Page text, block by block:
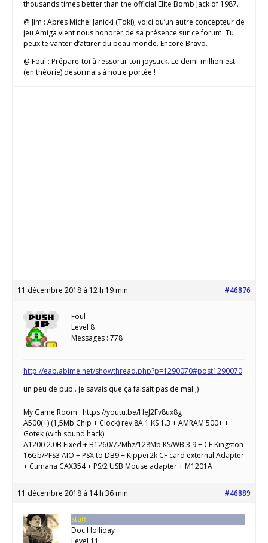
thousands times better than the official Elite Bomb Jack of 1987.
@ Jim : Après Michel Janicki (Toki), voici qu’un autre concepteur de
jeu Amiga vient nous honorer de sa présence sur ce forum. Tu
peux te vanter d’attirer du beau monde. Encore Bravo.
@ Foul : Prépare-toi à ressortir ton joystick. Le demi-million est
(en théorie) désormais à notre portée !
11 décembre 2018 à 12 h 19 min #46876
Foul
Level 8
Messages : 778
http://eab.abime.net/showthread.php?p=1290070#post1290070
un peu de pub.. je savais que ça faisait pas de mal ;)
My Game Room : https://youtu.be/HeJ2Fv8ux8g
A500(+) (1,5Mb Chip + Clock) rev 8A.1 KS 1.3 + AMRAM 500+ +
Gotek (with sound hack)
A1200 2.0B Fixed + B1260/72Mhz/128Mb KS/WB 3.9 + CF Kingston
16Gb/PFS3 AIO + PSX to DB9 + Kipper2k CF card external Adapter
+ Cumana CAX354 + PS/2 USB Mouse adapter + M1201A
11 décembre 2018 à 14 h 36 min #46889
Staff
Doc Holliday
Level 11